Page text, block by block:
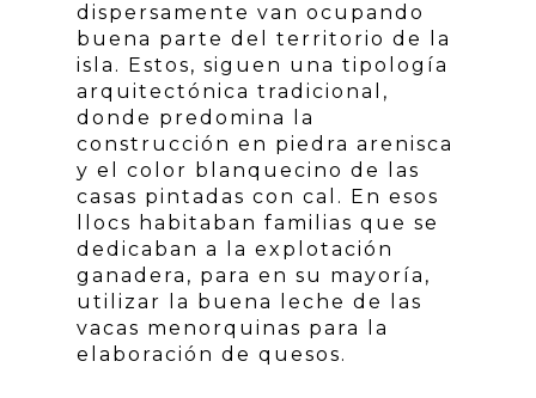
dispersamente van ocupando
buena parte del territorio de la
isla. Estos, siguen una tipología
arquitectónica tradicional,
donde predomina la
construcción en piedra arenisca
y el color blanquecino de las
casas pintadas con cal. En esos
llocs habitaban familias que se
dedicaban a la explotación
ganadera, para en su mayoría,
utilizar la buena leche de las
vacas menorquinas para la
elaboración de quesos.